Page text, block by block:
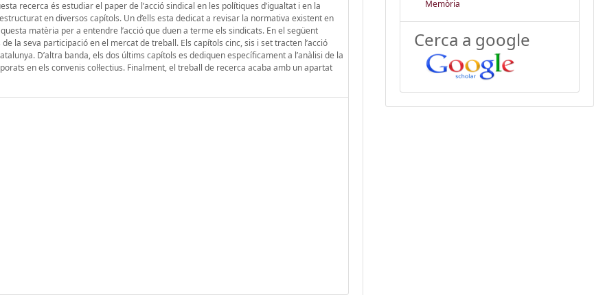
recerca és estudiar el paper de l’acció sindical en les polítiques d’igualtat i en la
en diversos capítols. Un d’ells esta dedicat a revisar la normativa existent en
matèria per a entendre l’acció que duen a terme els sindicats. En el següent
la seva participació en el mercat de treball. Els capítols cinc, sis i set tracten l’acció
D’altra banda, els dos últims capítols es dediquen específicament a l’anàlisi de la
en els convenis col·lectius. Finalment, el treball de recerca acaba amb un apartat
Memòria
Cerca a google